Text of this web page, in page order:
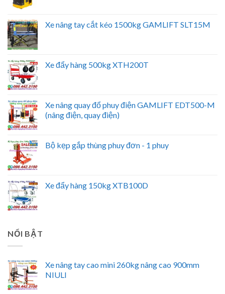
Xe nâng tay cắt kéo 1500kg GAMLIFT SLT15M
Xe đẩy hàng 500kg XTH200T
Xe nâng quay đổ phuy điện GAMLIFT EDT500-M
(nâng điện, quay điện)
Bộ kẹp gắp thùng phuy đơn - 1 phuy
Xe đẩy hàng 150kg XTB100D
NỔI BẬT
Xe nâng tay cao mini 260kg nâng cao 900mm
NIULI